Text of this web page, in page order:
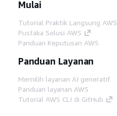
Mulai
Tutorial Praktik Langsung AWS
Pustaka Solusi AWS
Panduan Keputusan AWS
Panduan Layanan
Memilih layanan AI generatif
Panduan layanan AWS
Tutorial AWS CLI di GitHub